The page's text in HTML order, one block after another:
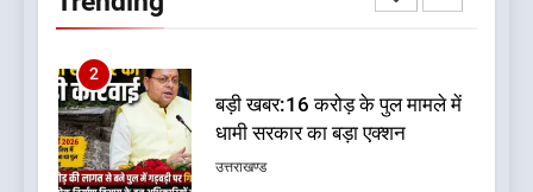
3
जनकल्याण, रोजगार, शिक्षा, श्रमिक
हित और आधारभूत विकास को नई
गति : धामी कैबिनेट के ऐतिहासिक
उत्तराखण्ड